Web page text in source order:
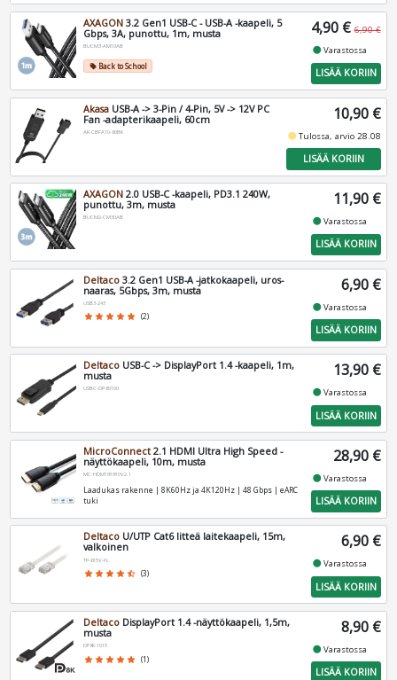
AXAGON 3.2 Gen1 USB-C - USB-A -kaapeli, 5
Gbps, 3A, punottu, 1m, musta
BUCM3-AM10AB
local_offerBack to School
4,90 € 6,90 €
fiber_manual_recordVarastossa
LISÄÄ KORIIN
Akasa USB-A -> 3-Pin / 4-Pin, 5V -> 12V PC
Fan -adapterikaapeli, 60cm
AK-CBFA10-60BK
10,90 €
fiber_manual_recordTulossa, arvio 28.08
LISÄÄ KORIIN
AXAGON 2.0 USB-C -kaapeli, PD3.1 240W,
punottu, 3m, musta
BUCM2-CM30AB
11,90 €
fiber_manual_recordVarastossa
LISÄÄ KORIIN
Deltaco 3.2 Gen1 USB-A -jatkokaapeli, uros-
naaras, 5Gbps, 3m, musta
USB3-243
star star star star star (2)
6,90 €
fiber_manual_recordVarastossa
LISÄÄ KORIIN
Deltaco USB-C -> DisplayPort 1.4 -kaapeli, 1m,
musta
USBC-DP-BI100
13,90 €
fiber_manual_recordVarastossa
LISÄÄ KORIIN
MicroConnect 2.1 HDMI Ultra High Speed -
näyttökaapeli, 10m, musta
MC-HDM191910V2.1
Laadukas rakenne | 8K60Hz ja 4K120Hz | 48 Gbps | eARC
tuki
28,90 €
fiber_manual_recordVarastossa
LISÄÄ KORIIN
Deltaco U/UTP Cat6 litteä laitekaapeli, 15m,
valkoinen
TP-615V-FL
star star star star star_half (3)
6,90 €
fiber_manual_recordVarastossa
LISÄÄ KORIIN
Deltaco DisplayPort 1.4 -näyttökaapeli, 1,5m,
musta
DP8K-1015
star star star star star (1)
8,90 €
fiber_manual_recordVarastossa
LISÄÄ KORIIN